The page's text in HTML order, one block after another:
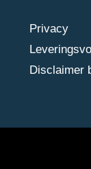
Privacy
Disclaimer